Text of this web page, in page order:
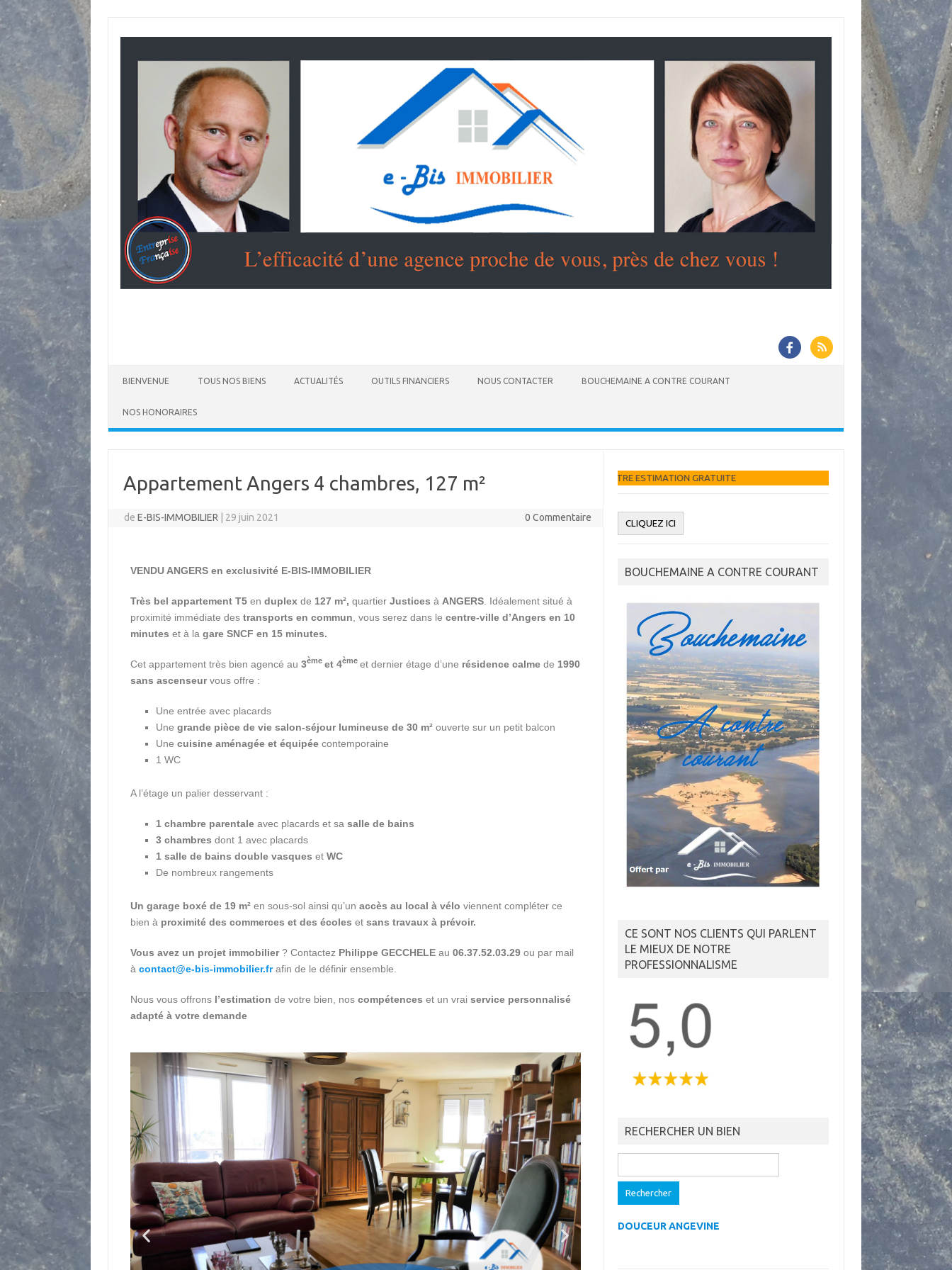
BIENVENUE TOUS NOS BIENS ACTUALITÉS OUTILS FINANCIERS NOUS CONTACTER BOUCHEMAINE A CONTRE COURANT
NOS HONORAIRES
Appartement Angers 4 chambres, 127 m²
deE-BIS-IMMOBILIER | 29 juin 2021 0 Commentaire
VENDU ANGERS en exclusivité E-BIS-IMMOBILIER
Très bel appartement T5en duplexde 127 m², quartier Justices à ANGERS. Idéalement situé à
proximité immédiate des transports en commun , vous serez dans le centre-ville d’Angers en 10
minutes et à la gare SNCF en 15 minutes.
Cet appartement très bien agencé au 3ème et 4ème et dernier étage d’une résidence calme de 1990
sans ascenseurvous offre :
Une entrée avec placards
Une grande pièce de vie salon-séjour lumineuse de 30 m²ouverte sur un petit balcon
Une cuisine aménagée et équipée contemporaine
1 WC
A l’étage un palier desservant :
1 chambre parentaleavec placards et sa salle de bains
3 chambres dont 1 avec placards
1 salle de bains double vasques etWC
De nombreux rangements
Un garage boxé de 19 m² en sous-sol ainsi qu’un accès au local à vélo viennent compléter ce
bien à proximité des commerces et des écoles et sans travaux à prévoir.
Vous avez un projet immobilier? Contactez Philippe GECCHELE au 06.37.52.03.29ou par mail
à contact@e-bis-immobilier.frafin de le définir ensemble.
Nous vous offrons l’estimation de votre bien, nos compétences et un vrai service personnalisé
adapté à votre demande
DEMANDEZ VOTRE ESTIMATION GRATUITE
BOUCHEMAINE A CONTRE COURANT
CE SONT NOS CLIENTS QUI PARLENT
LE MIEUX DE NOTRE
PROFESSIONNALISME
RECHERCHER UN BIEN
DOUCEUR ANGEVINE